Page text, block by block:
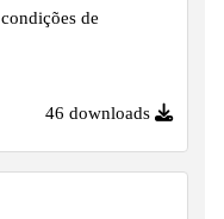
46 downloads